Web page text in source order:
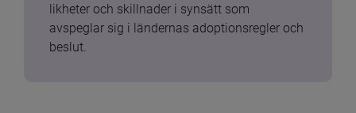
likheter och skillnader i synsätt som
avspeglar sig i ländernas adoptionsregler och
beslut.